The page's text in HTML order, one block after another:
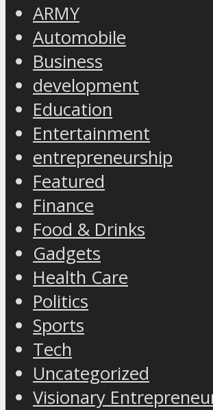
ARMY
Automobile
Business
development
Education
Entertainment
entrepreneurship
Featured
Finance
Food & Drinks
Gadgets
Health Care
Politics
Sports
Tech
Uncategorized
Visionary